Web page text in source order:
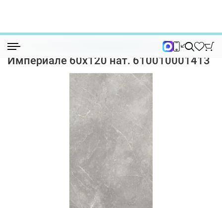
Керамогранит Керамогранит Italon Шарм Эво Империал...
Керамогранит Italon Шарм Эво
Империале 60х120 нат. 610010001413